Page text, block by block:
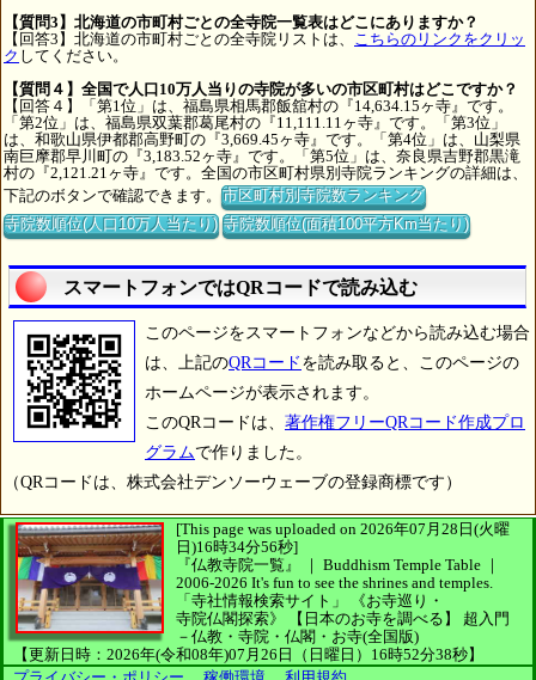
【質問3】北海道の市町村ごとの全寺院一覧表はどこにありますか？
【回答3】北海道の市町村ごとの全寺院リストは、 こちらのリンクをクリッ
ク してください。
【質問４】全国で人口10万人当りの寺院が多いの市区町村はどこですか？
【回答４】「第1位」は、福島県相馬郡飯舘村の『14,634.15ヶ寺』です。
「第2位」は、福島県双葉郡葛尾村の『11,111.11ヶ寺』です。「第3位」
は、和歌山県伊都郡高野町の『3,669.45ヶ寺』です。「第4位」は、山梨県
南巨摩郡早川町の『3,183.52ヶ寺』です。「第5位」は、奈良県吉野郡黒滝
村の『2,121.21ヶ寺』です。全国の市区町村県別寺院ランキングの詳細は、
下記のボタンで確認できます。市区町村別寺院数ランキング
寺院数順位(人口10万人当たり) 寺院数順位(面積100平方Km当たり)
スマートフォンではQRコードで読み込む
このページをスマートフォンなどから読み込む場合
は、上記のQRコード を読み取ると、このページの
ホームページが表示されます。
このQRコードは、 著作権フリーQRコード作成プロ
グラムで作りました。
（QRコードは、株式会社デンソーウェーブの登録商標です）
[This page was uploaded on 2026年07月28日(火曜
日)16時34分56秒]
『仏教寺院一覧』 ｜ Buddhism Temple Table ｜
2006-2026 It's fun to see the shrines and temples.
「寺社情報検索サイト」
《お寺巡り・
寺院仏閣探索》
【日本のお寺を調べる】
超入門
－仏教・寺院・仏閣・お寺(全国版)
【更新日時：2026年(令和08年)07月26日（日曜日）16時52分38秒】